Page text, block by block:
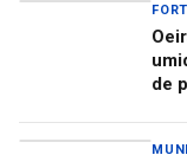
de